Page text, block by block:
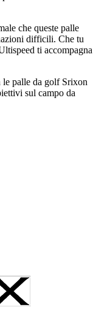
che queste palle
difficili. Che tu
ti accompagna
palle da golf Srixon
sul campo da